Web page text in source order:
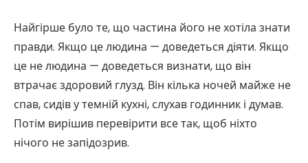
Найгірше було те, що частина його не хотіла знати
правди. Якщо це людина — доведеться діяти. Якщо
це не людина — доведеться визнати, що він
втрачає здоровий глузд. Він кілька ночей майже не
спав, сидів у темній кухні, слухав годинник і думав.
Потім вирішив перевірити все так, щоб ніхто
нічого не запідозрив.